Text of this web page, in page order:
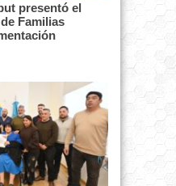
presentó el
Familias